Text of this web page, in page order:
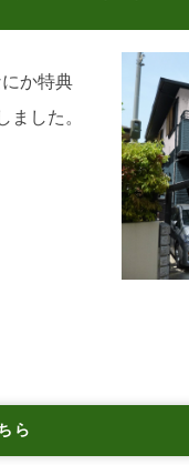
か特典
ました。
ら